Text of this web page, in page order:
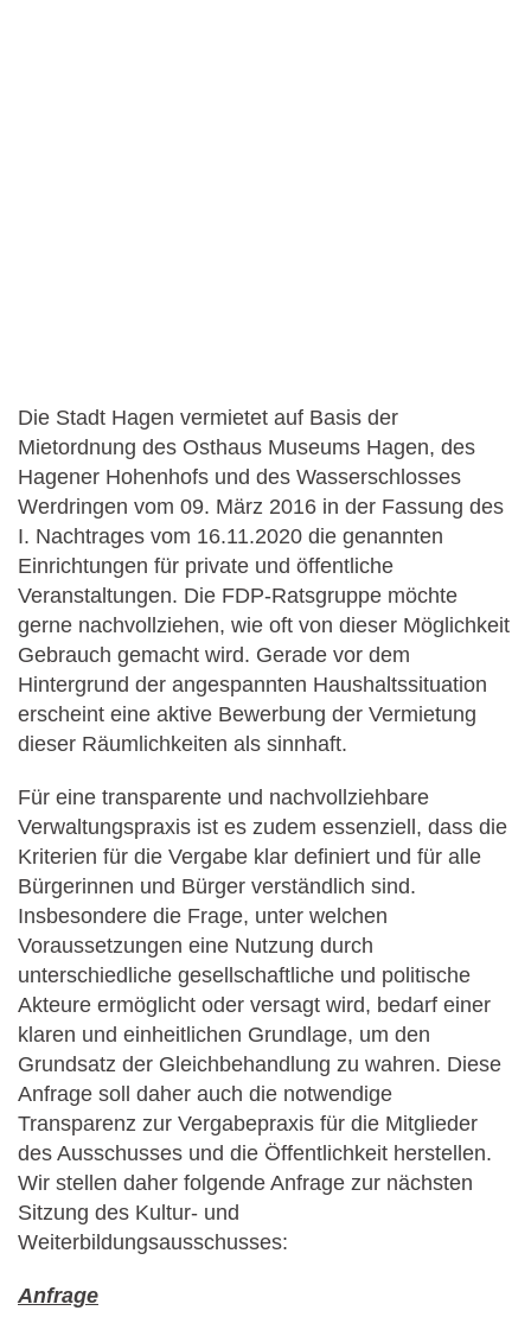
Die Stadt Hagen vermietet auf Basis der
Mietordnung des Osthaus Museums Hagen, des
Hagener Hohenhofs und des Wasserschlosses
Werdringen vom 09. März 2016 in der Fassung des
I. Nachtrages vom 16.11.2020 die genannten
Einrichtungen für private und öffentliche
Veranstaltungen. Die FDP-Ratsgruppe möchte
gerne nachvollziehen, wie oft von dieser Möglichkeit
Gebrauch gemacht wird. Gerade vor dem
Hintergrund der angespannten Haushaltssituation
erscheint eine aktive Bewerbung der Vermietung
dieser Räumlichkeiten als sinnhaft.
Für eine transparente und nachvollziehbare
Verwaltungspraxis ist es zudem essenziell, dass die
Kriterien für die Vergabe klar definiert und für alle
Bürgerinnen und Bürger verständlich sind.
Insbesondere die Frage, unter welchen
Voraussetzungen eine Nutzung durch
unterschiedliche gesellschaftliche und politische
Akteure ermöglicht oder versagt wird, bedarf einer
klaren und einheitlichen Grundlage, um den
Grundsatz der Gleichbehandlung zu wahren. Diese
Anfrage soll daher auch die notwendige
Transparenz zur Vergabepraxis für die Mitglieder
des Ausschusses und die Öffentlichkeit herstellen.
Wir stellen daher folgende Anfrage zur nächsten
Sitzung des Kultur- und
Weiterbildungsausschusses:
Anfrage